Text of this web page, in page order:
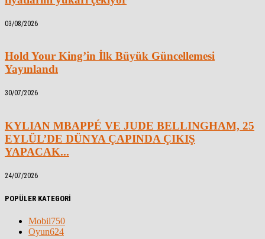
03/08/2026
Hold Your King’in İlk Büyük Güncellemesi
Yayınlandı
30/07/2026
KYLIAN MBAPPÉ VE JUDE BELLINGHAM, 25
EYLÜL’DE DÜNYA ÇAPINDA ÇIKIŞ
YAPACAK...
24/07/2026
POPÜLER KATEGORİ
Mobil750
Oyun624